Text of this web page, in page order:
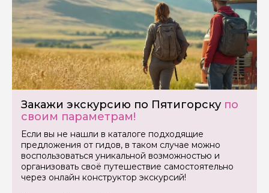
Закажи экскурсию по Пятигорску по
своим параметрам!
Если вы не нашли в каталоге подходящие
предложения от гидов, в таком случае можно
воспользоваться уникальной возможностью и
организовать своё путешествие самостоятельно
через онлайн конструктор экскурсий!